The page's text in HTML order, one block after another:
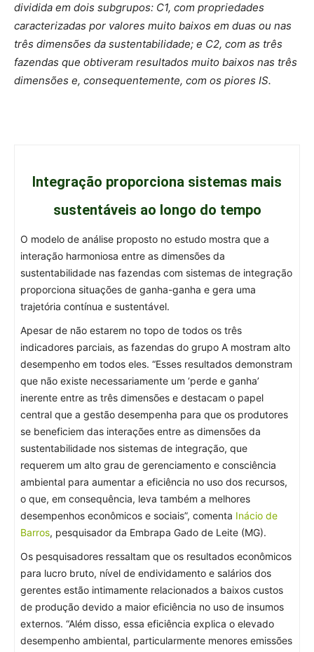
dividida em dois subgrupos: C1, com propriedades
caracterizadas por valores muito baixos em duas ou nas
três dimensões da sustentabilidade; e C2, com as três
fazendas que obtiveram resultados muito baixos nas três
dimensões e, consequentemente, com os piores IS.
Integração proporciona sistemas mais
sustentáveis ao longo do tempo
O modelo de análise proposto no estudo mostra que a
interação harmoniosa entre as dimensões da
sustentabilidade nas fazendas com sistemas de integração
proporciona situações de ganha-ganha e gera uma
trajetória contínua e sustentável.
Apesar de não estarem no topo de todos os três
indicadores parciais, as fazendas do grupo A mostram alto
desempenho em todos eles. “Esses resultados demonstram
que não existe necessariamente um ‘perde e ganha’
inerente entre as três dimensões e destacam o papel
central que a gestão desempenha para que os produtores
se beneficiem das interações entre as dimensões da
sustentabilidade nos sistemas de integração, que
requerem um alto grau de gerenciamento e consciência
ambiental para aumentar a eficiência no uso dos recursos,
o que, em consequência, leva também a melhores
desempenhos econômicos e sociais”, comenta Inácio de
Barros, pesquisador da Embrapa Gado de Leite (MG).
Os pesquisadores ressaltam que os resultados econômicos
para lucro bruto, nível de endividamento e salários dos
gerentes estão intimamente relacionados a baixos custos
de produção devido a maior eficiência no uso de insumos
externos. “Além disso, essa eficiência explica o elevado
desempenho ambiental, particularmente menores emissões